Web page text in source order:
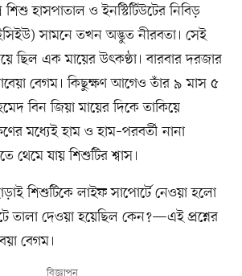
শিশু হাসপাতাল ও ইনস্টিটিউটের নিবিড়
সামনে তখন অদ্ভুত নীরবতা। সেই
ছিল এক মায়ের উৎকণ্ঠা। বারবার দরজার
বেগম। কিছুক্ষণ আগেও তাঁর ৯ মাস ৫
বিন জিয়া মায়ের দিকে তাকিয়ে
মধ্যেই হাম ও হাম–পরবর্তী নানা
যায় শিশুটির শ্বাস।
শিশুটিকে লাইফ সাপোর্টে নেওয়া হলো
তালা দেওয়া হয়েছিল কেন?—এই প্রশ্নের
বেগম।